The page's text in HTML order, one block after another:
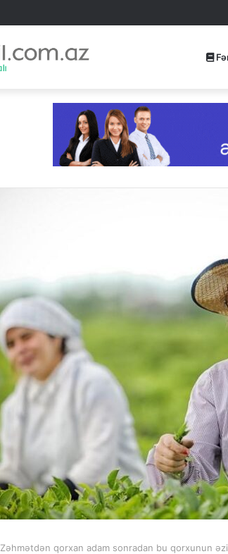
Zəhmətdən qorxan adam sonradan bu qorxunun